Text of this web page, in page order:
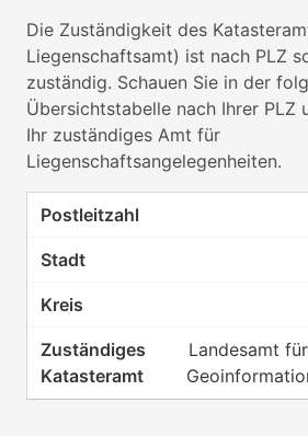
Die Zuständigkeit des
Liegenschaftsamt) ist nach PLZ
zuständig. Schauen Sie in der
Übersichtstabelle nach Ihrer PLZ
Ihr zuständiges Amt für
Liegenschaftsangelegenheiten.
Landesamt